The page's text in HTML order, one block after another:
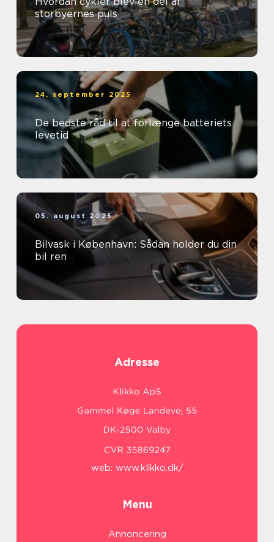
storbyernes puls
24. september 2025
De bedste råd til at forlænge batteriets
levetid
05. august 2025
Bilvask i København: Sådan holder du din
bil ren
Adresse
web: www.klikko.dk/
Menu
Annoncering